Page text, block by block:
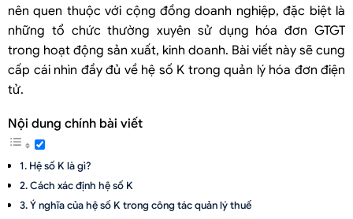
nên quen thuộc với cộng đồng doanh nghiệp, đặc biệt là
những tổ chức thường xuyên sử dụng hóa đơn GTGT
trong hoạt động sản xuất, kinh doanh. Bài viết này sẽ cung
cấp cái nhìn đầy đủ về hệ số K trong quản lý hóa đơn điện
tử.
Nội dung chính bài viết
Hệ số K là gì?
Cách xác định hệ số K
Ý nghĩa của hệ số K trong công tác quản lý thuế